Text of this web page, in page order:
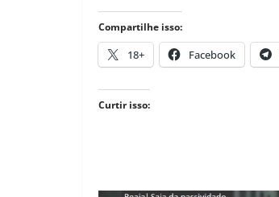
Compartilhe isso:
18+ Facebook
Curtir isso: